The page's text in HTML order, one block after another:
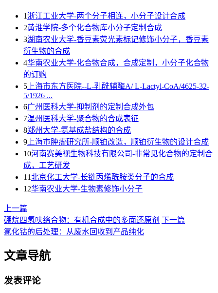
1 浙江工业大学-两个分子相连，小分子设计合成
2黄淮学院-多个化合物库小分子定制合成
3湖南农业大学-香豆素荧光素标记修饰小分子，香豆素
衍生物的合成
4华南农业大学-化合物合成，合成定制，小分子化合物
的订购
5 上海市东方医院--L-乳酰辅酶A/ L-Lactyl-CoA/4625-32-
5/1926 ...
6广州医科大学-抑制剂的定制合成外包
7温州医科大学-聚合物的合成表征
8郑州大学-氨基成盐结构的合成
9 上海巿肿瘤研究所-顺铂改造，顺铂衍生物的设计合成
10河南赛美视生物科技有限公司-非常见化合物的定制合
成，工艺研发
11北京化工大学-长链丙烯酰胺类分子的合成
12华南农业大学-生物素修饰小分子
上一篇
硼烷四氢呋络合物：有机合成中的多面还原剂 下一篇
氯化钴的后处理：从废水回收到产品纯化
文章导航
发表评论